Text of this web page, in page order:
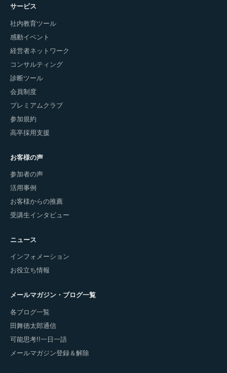
サービス
社内教育ツール
感動イベント
経営者ネットワーク
コンサルティング
診断ツール
会員制度
プレミアムクラブ
参加規約
高卒採用支援
お客様の声
参加者の声
活用事例
お客様からの推薦
受講生インタビュー
ニュース
インフォメーション
お役立ち情報
メールマガジン・ブログ一覧
各ブログ一覧
田舞徳太郎通信
可能思考!!一日一語
メールマガジン登録＆解除